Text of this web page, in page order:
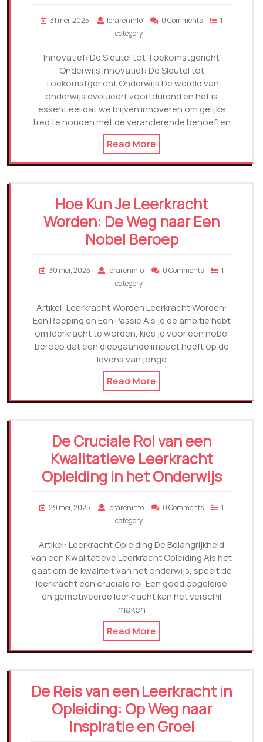
31 mei, 2025 lerareninfo 0 Comments
1
category
Innovatief: De Sleutel tot Toekomstgericht
Onderwijs Innovatief: De Sleutel tot
Toekomstgericht Onderwijs De wereld van
onderwijs evolueert voortdurend en het is
essentieel dat we blijven innoveren om gelijke
tred te houden met de veranderende behoeften
Read More
Hoe Kun Je Leerkracht
Worden: De Weg naar Een
Nobel Beroep
30 mei, 2025 lerareninfo 0 Comments
1
category
Artikel: Leerkracht Worden Leerkracht Worden:
Een Roeping en Een Passie Als je de ambitie hebt
om leerkracht te worden, kies je voor een nobel
beroep dat een diepgaande impact heeft op de
levens van jonge
Read More
De Cruciale Rol van een
Kwalitatieve Leerkracht
Opleiding in het Onderwijs
29 mei, 2025 lerareninfo 0 Comments
1
category
Artikel: Leerkracht Opleiding De Belangrijkheid
van een Kwalitatieve Leerkracht Opleiding Als het
gaat om de kwaliteit van het onderwijs, speelt de
leerkracht een cruciale rol. Een goed opgeleide
en gemotiveerde leerkracht kan het verschil
maken
Read More
De Reis van een Leerkracht in
Opleiding: Op Weg naar
Inspiratie en Groei